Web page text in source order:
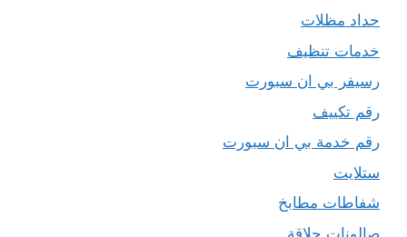
حداد مظلات
خدمات تنظيف
رسيفر بي ان سبورت
رقم تكييف
رقم خدمة بي ان سبورت
ستلايت
شفاطات مطابخ
صالونات حلاقة